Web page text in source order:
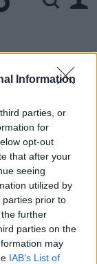
Information
parties, or
for
opt-out
that after your
seeing
utilized by
parties prior to
further
parties on the
may
IAB’s List of
új
adott pénzt
Origin nevű
a texasi